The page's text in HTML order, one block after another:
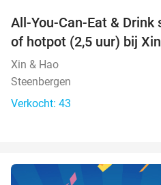
TODAY
All-You-Can-Eat & Drink
of hotpot (2,5 uur) bij
Xin & Hao
Steenbergen
Verkocht: 43